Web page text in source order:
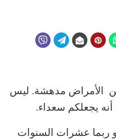
من الأمراض مدهشة. ليس
أنه يجعلكم سعداء.
ربما عشرات السنوات